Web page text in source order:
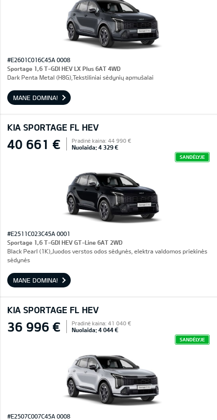
#E2601C016C45A 0008
Sportage 1,6 T-GDI HEV LX Plus 6AT 4WD
Dark Penta Metal (H8G),Tekstiliniai sėdynių apmušalai
MANE DOMINA!
KIA SPORTAGE FL HEV
40 661 € Pradinė kaina: 44 990 €
Nuolaida: 4 329 €
SANDĖLYJE
#E2511C023C45A 0001
Sportage 1,6 T-GDI HEV GT-Line 6AT 2WD
Black Pearl (1K),Juodos verstos odos sėdynės, elektra valdomos priekinės
sėdynės
MANE DOMINA!
KIA SPORTAGE FL HEV
36 996 € Pradinė kaina: 41 040 €
Nuolaida: 4 044 €
SANDĖLYJE
#E2507C007C45A 0008